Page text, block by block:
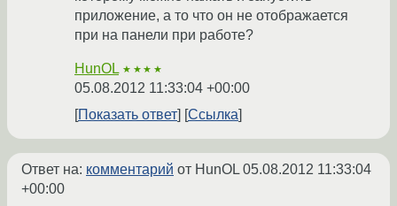
приложение, а то что он не отображается
при на панели при работе?
HunOL ★★★★
05.08.2012 11:33:04 +00:00
Показать ответ
Ссылка
Ответ на: комментарий от HunOL05.08.2012 11:33:04
+00:00